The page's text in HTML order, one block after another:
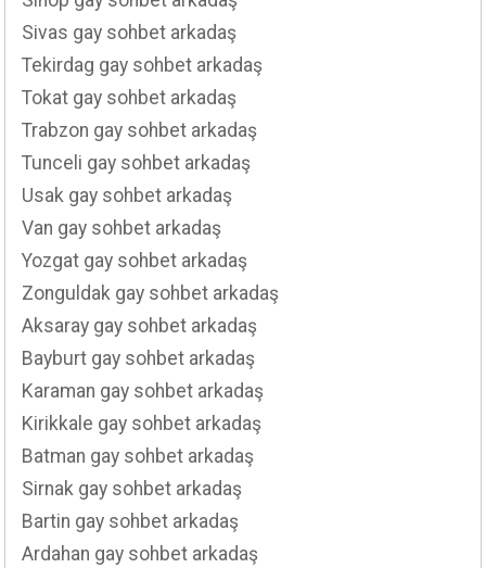
Sivas gay sohbet arkadaş
Tekirdag gay sohbet arkadaş
Tokat gay sohbet arkadaş
Trabzon gay sohbet arkadaş
Tunceli gay sohbet arkadaş
Usak gay sohbet arkadaş
Van gay sohbet arkadaş
Yozgat gay sohbet arkadaş
Zonguldak gay sohbet arkadaş
Aksaray gay sohbet arkadaş
Bayburt gay sohbet arkadaş
Karaman gay sohbet arkadaş
Kirikkale gay sohbet arkadaş
Batman gay sohbet arkadaş
Sirnak gay sohbet arkadaş
Bartin gay sohbet arkadaş
Ardahan gay sohbet arkadaş